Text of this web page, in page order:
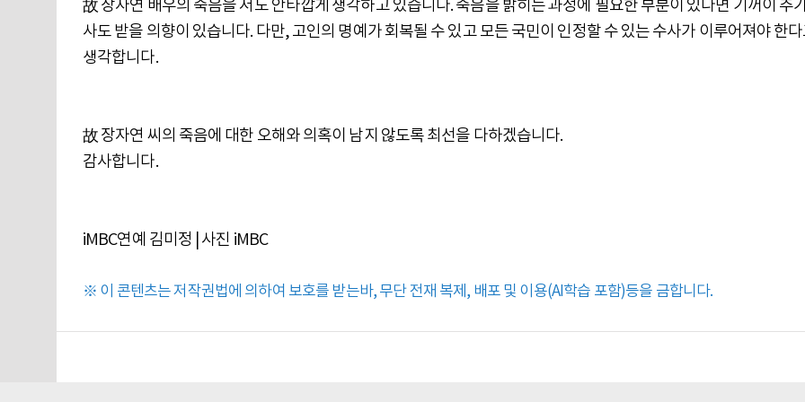
故 장자연 배우의 죽음을 저도 안타깝게 생각하고 있습니다. 죽음을 밝히는 과정에 필요한 부분이 있다면 기꺼이 추
사도 받을 의향이 있습니다. 다만, 고인의 명예가 회복될 수 있고 모든 국민이 인정할 수 있는 수사가 이루어져야 한
생각합니다.
故 장자연 씨의 죽음에 대한 오해와 의혹이 남지 않도록 최선을 다하겠습니다.
감사합니다.
iMBC연예 김미정 | 사진 iMBC
※ 이 콘텐츠는 저작권법에 의하여 보호를 받는바, 무단 전재 복제, 배포 및 이용(AI학습 포함)등을 금합니다.